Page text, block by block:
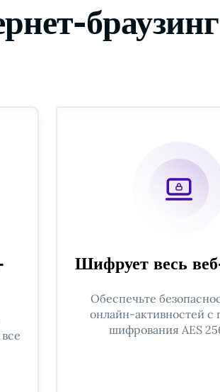
Шифрует весь
Обеспечьте
онлайн-активностей
шифрования AES